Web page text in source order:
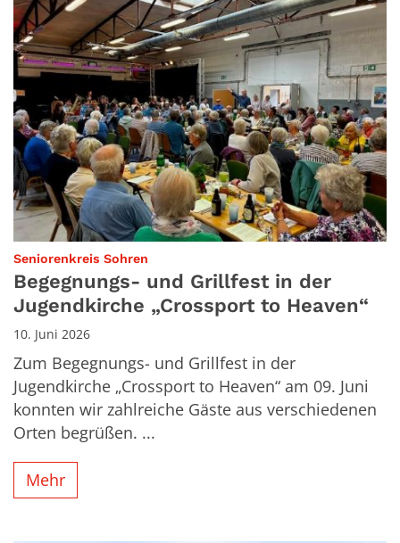
Seniorenkreis Sohren
Begegnungs- und Grillfest in der
Jugendkirche „Crossport to Heaven“
10. Juni 2026
Zum Begegnungs- und Grillfest in der
Jugendkirche „Crossport to Heaven“ am 09. Juni
konnten wir zahlreiche Gäste aus verschiedenen
Orten begrüßen. ...
Mehr